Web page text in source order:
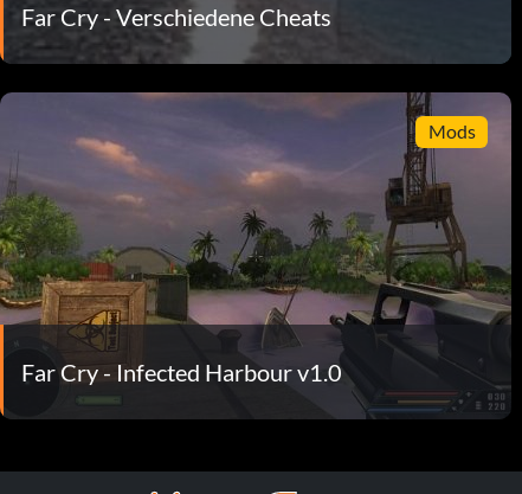
Far Cry - Verschiedene Cheats
Mods
Far Cry - Infected Harbour v1.0